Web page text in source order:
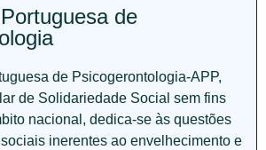
de
de Psicogerontologia-APP,
de Solidariedade Social sem fins
nacional, dedica-se às questões
inerentes ao envelhecimento e